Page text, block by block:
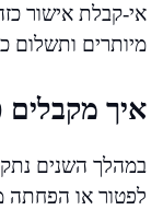
אי-קבלת אישור
מיותרים ותשלום
איך מקבלים
במהלך השנים
לפטור או הפחתה